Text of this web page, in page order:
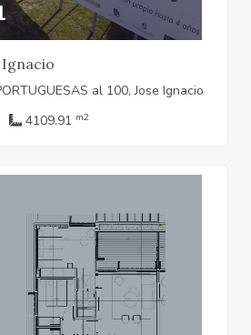
al 100, Jose Ignacio
4109.91 m2